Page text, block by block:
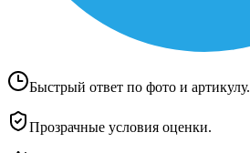
Быстрый ответ по фото и артикулу.
Прозрачные условия оценки.